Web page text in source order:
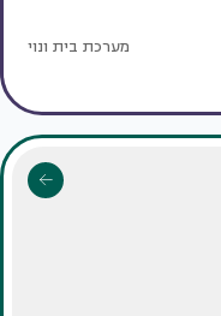
מערכת בית ונוי